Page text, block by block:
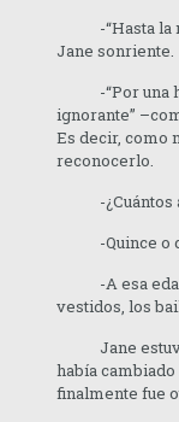
-“Hasta la
Jane sonriente.
-“Por una
ignorante”
Es decir, como
reconocerlo.
-¿Cuántos
-Quince o
-A esa edad
vestidos, los
Jane estuvo
había
finalmente fue